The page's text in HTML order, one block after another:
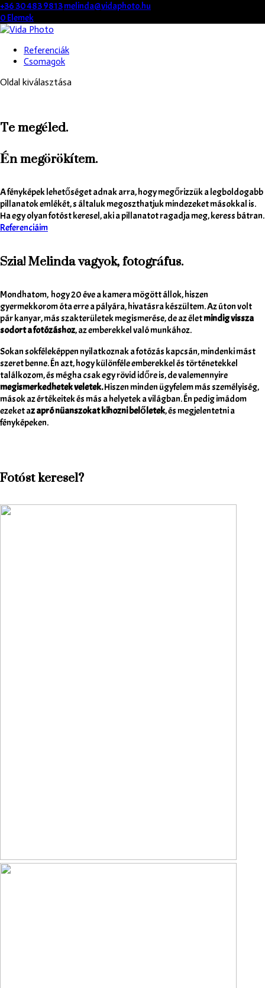
+36 30 483 9813melinda@vidaphoto.hu
0 Elemek
Referenciák
Csomagok
Oldal kiválasztása
Te megéled.
Én megörökítem.
A fényképek lehetőséget adnak arra, hogy megőrizzük a legboldogabb
pillanatok emlékét, s általuk megoszthatjuk mindezeket másokkal is.
Ha egy olyan fotóst keresel, aki a pillanatot ragadja meg, keress bátran.
Referenciáim
Szia! Melinda vagyok, fotográfus.
Mondhatom, hogy 20 éve a kamera mögött állok, hiszen
gyermekkorom óta erre a pályára, hivatásra készültem. Az úton volt
pár kanyar, más szakterületek megismerése, de az életmindig vissza
sodort a fotózáshoz, az emberekkel való munkához.
Sokan sokféleképpen nyilatkoznak a fotózás kapcsán, mindenki mást
szeret benne. Én azt, hogy különféle emberekkel és történetekkel
találkozom, és mégha csak egy rövid időre is, de valemennyire
megismerkedhetek veletek.Hiszen minden ügyfelem más személyiség,
mások az értékeitek és más a helyetek a világban. Én pedig imádom
ezeket az apró nüanszokat kihozni belőletek, és megjelentetni a
fényképeken.
Fotóst keresel?